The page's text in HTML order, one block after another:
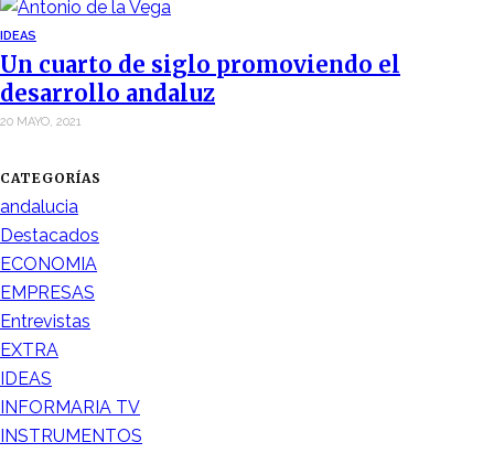
IDEAS
Un cuarto de siglo promoviendo el
desarrollo andaluz
20 MAYO, 2021
CATEGORÍAS
andalucia
Destacados
ECONOMIA
EMPRESAS
Entrevistas
EXTRA
IDEAS
INFORMARIA TV
INSTRUMENTOS